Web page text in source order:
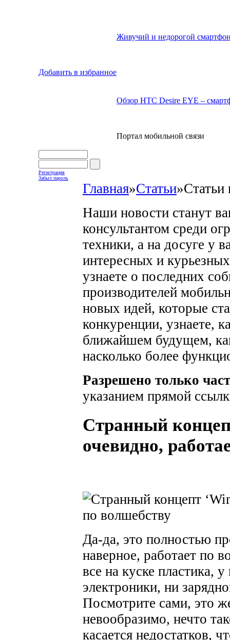
Добавить в избранное
Живучий и недорогой
Обзор HTC Desire EYE –
Портал мобильной связи
Регистрация
Забыл пароль
Главная»Статьи»Статьи
Наши новости станут
консультантом среди
техники, а на досуге у
интересных и
узнаете о последних
производителей
новых идей, которые
конкуренции, узнаете,
ближайшем будущем,
насколько более
Разрешено только
указанием прямой
Странный
очевидно,
Да-да, это полностью
наверное, работает по
все на куске пластика,
электроники, ни
Посмотрите сами, это
невообразимо, нечто
касается недостатков,